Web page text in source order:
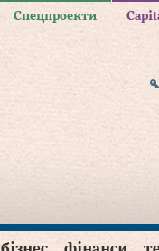
Спецпроекти